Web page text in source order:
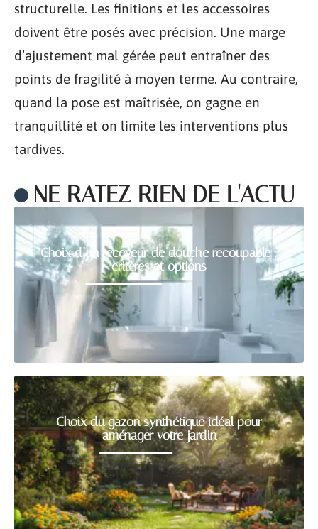
structurelle. Les finitions et les accessoires
doivent être posés avec précision. Une marge
d’ajustement mal gérée peut entraîner des
points de fragilité à moyen terme. Au contraire,
quand la pose est maîtrisée, on gagne en
tranquillité et on limite les interventions plus
tardives.
NE RATEZ RIEN DE L'ACTU
Choix d’un receveur de douche recoupable :
critères et options
Choix du gazon synthétique idéal pour
aménager votre jardin